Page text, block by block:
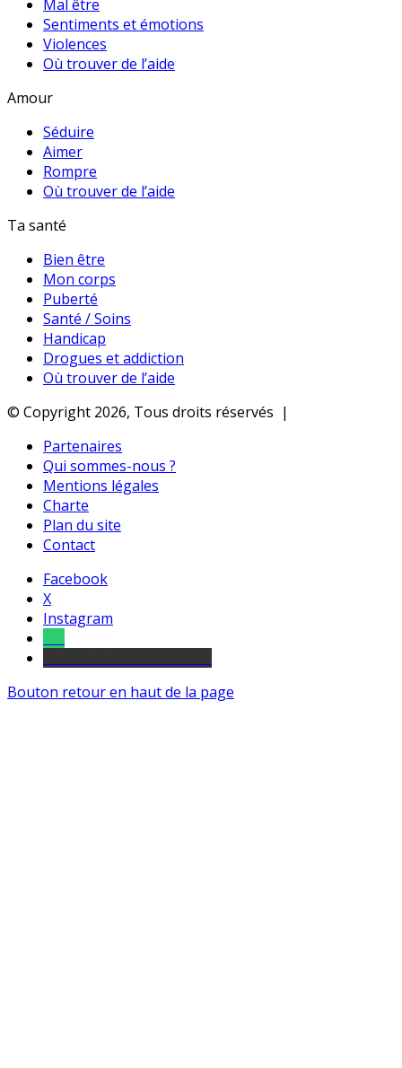
Mal être
Sentiments et émotions
Violences
Où trouver de l’aide
Amour
Séduire
Aimer
Rompre
Où trouver de l’aide
Ta santé
Bien être
Mon corps
Puberté
Santé / Soins
Handicap
Drogues et addiction
Où trouver de l’aide
© Copyright 2026, Tous droits réservés |
Partenaires
Qui sommes-nous ?
Mentions légales
Charte
Plan du site
Contact
Facebook
X
Instagram
Bouton retour en haut de la page